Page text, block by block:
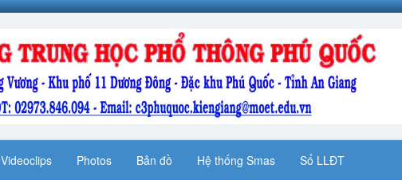
Videoclips Photos Bản đồ Hệ thống Smas Sổ LLĐT